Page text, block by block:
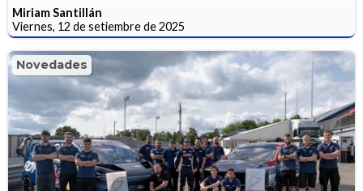
Miriam Santillán
Viernes, 12 de setiembre de 2025
Novedades